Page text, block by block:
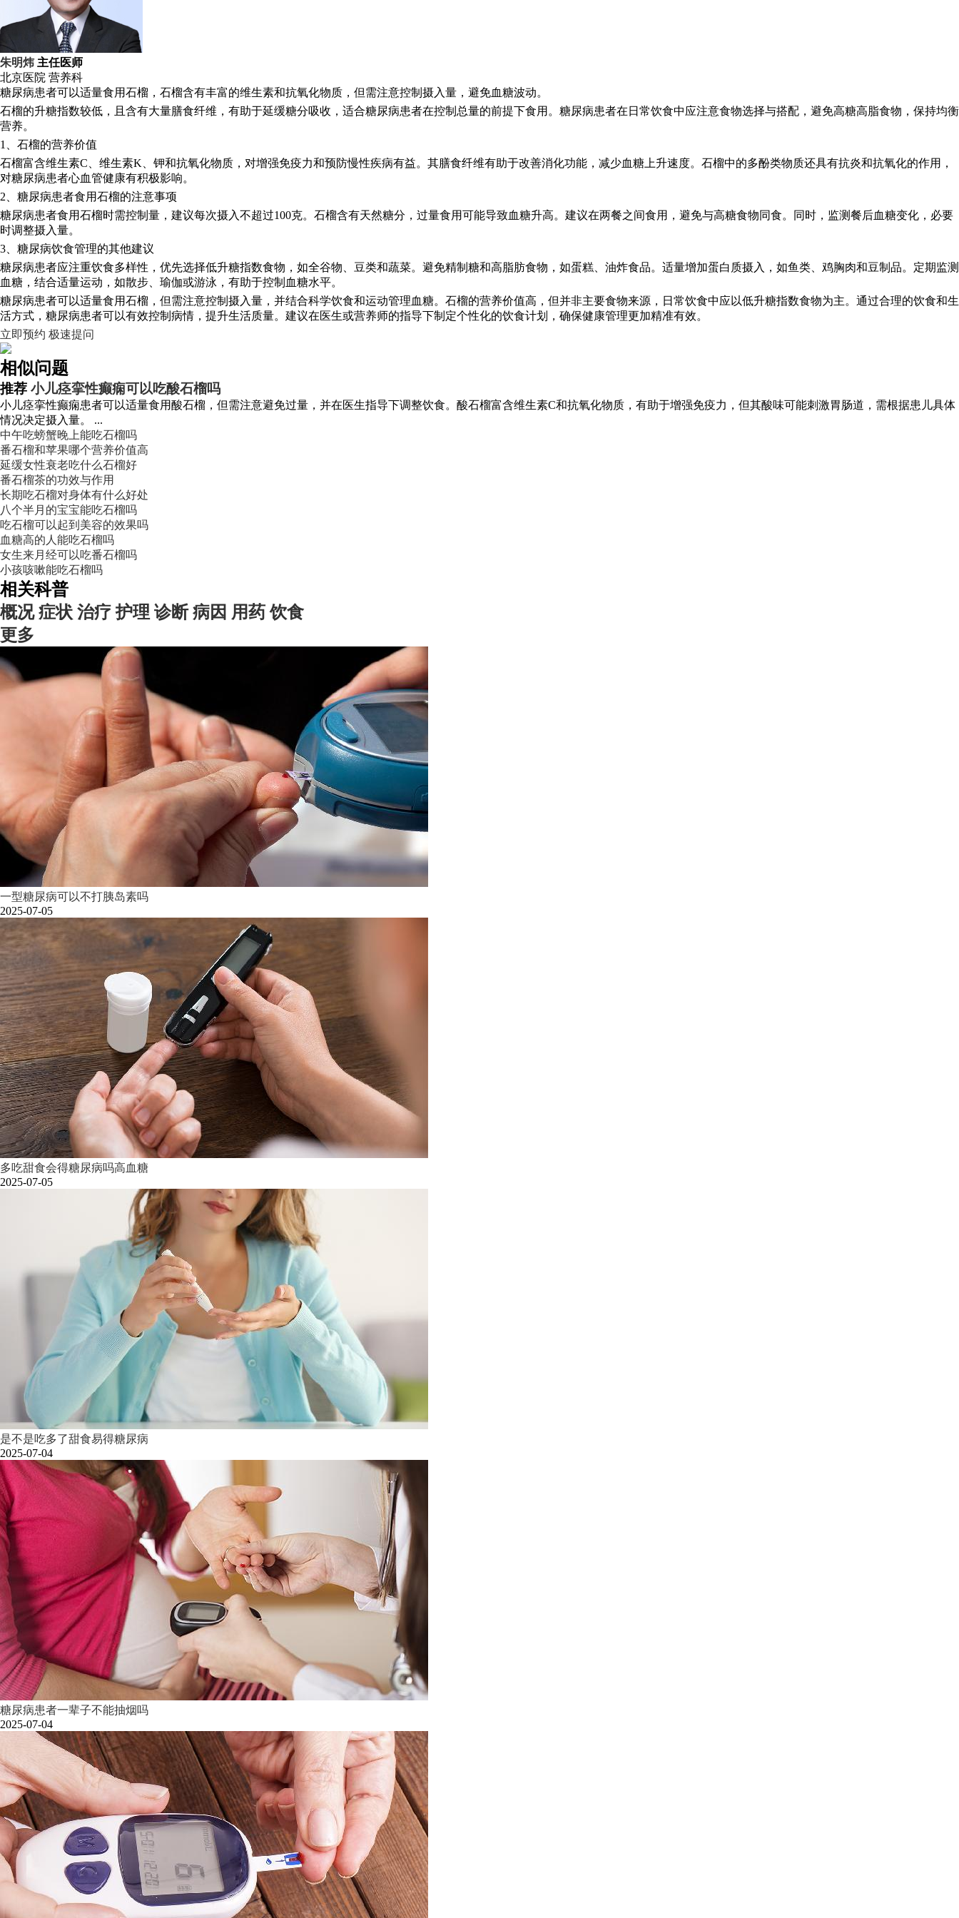
朱明炜主任医师
北京医院 营养科
糖尿病患者可以适量食用石榴，石榴含有丰富的维生素和抗氧化物质，但需注意控制摄入量，避免血糖波动。
石榴的升糖指数较低，且含有大量膳食纤维，有助于延缓糖分吸收，适合糖尿病患者在控制总量的前提下食用。糖尿病患者在日常饮食中应注意食物选择与搭配，避免高糖高脂食物，保持均衡
营养。
1、石榴的营养价值
石榴富含维生素C、维生素K、钾和抗氧化物质，对增强免疫力和预防慢性疾病有益。其膳食纤维有助于改善消化功能，减少血糖上升速度。石榴中的多酚类物质还具有抗炎和抗氧化的作用，
对糖尿病患者心血管健康有积极影响。
2、糖尿病患者食用石榴的注意事项
糖尿病患者食用石榴时需控制量，建议每次摄入不超过100克。石榴含有天然糖分，过量食用可能导致血糖升高。建议在两餐之间食用，避免与高糖食物同食。同时，监测餐后血糖变化，必要
时调整摄入量。
3、糖尿病饮食管理的其他建议
糖尿病患者应注重饮食多样性，优先选择低升糖指数食物，如全谷物、豆类和蔬菜。避免精制糖和高脂肪食物，如蛋糕、油炸食品。适量增加蛋白质摄入，如鱼类、鸡胸肉和豆制品。定期监测
血糖，结合适量运动，如散步、瑜伽或游泳，有助于控制血糖水平。
糖尿病患者可以适量食用石榴，但需注意控制摄入量，并结合科学饮食和运动管理血糖。石榴的营养价值高，但并非主要食物来源，日常饮食中应以低升糖指数食物为主。通过合理的饮食和生
活方式，糖尿病患者可以有效控制病情，提升生活质量。建议在医生或营养师的指导下制定个性化的饮食计划，确保健康管理更加精准有效。
立即预约 极速提问
相似问题
推荐 小儿痉挛性癫痫可以吃酸石榴吗
小儿痉挛性癫痫患者可以适量食用酸石榴，但需注意避免过量，并在医生指导下调整饮食。酸石榴富含维生素C和抗氧化物质，有助于增强免疫力，但其酸味可能刺激胃肠道，需根据患儿具体
情况决定摄入量。 ...
中午吃螃蟹晚上能吃石榴吗
番石榴和苹果哪个营养价值高
延缓女性衰老吃什么石榴好
番石榴茶的功效与作用
长期吃石榴对身体有什么好处
八个半月的宝宝能吃石榴吗
吃石榴可以起到美容的效果吗
血糖高的人能吃石榴吗
女生来月经可以吃番石榴吗
小孩咳嗽能吃石榴吗
相关科普
概况 症状 治疗 护理 诊断 病因 用药 饮食
更多
一型糖尿病可以不打胰岛素吗
2025-07-05
多吃甜食会得糖尿病吗高血糖
2025-07-05
是不是吃多了甜食易得糖尿病
2025-07-04
糖尿病患者一辈子不能抽烟吗
2025-07-04